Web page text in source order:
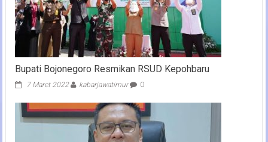
Bupati Bojonegoro Resmikan RSUD Kepohbaru
7 Maret 2022 kabarjawatimur 0